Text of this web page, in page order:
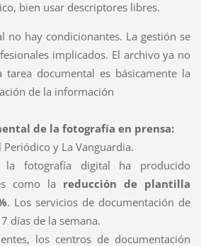
bien usar descriptores libres.
no hay condicionantes. La gestión se
implicados. El archivo ya no
documental es básicamente la
de la información
de la fotografía en prensa:
Periódico y La Vanguardia.
la fotografía digital ha producido
como la reducción de plantilla
. Los servicios de documentación de
días de la semana.
los centros de documentación